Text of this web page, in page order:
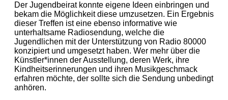
Der Jugendbeirat konnte eigene Ideen einbringen und
bekam die Möglichkeit diese umzusetzen. Ein Ergebnis
dieser Treffen ist eine ebenso informative wie
unterhaltsame Radiosendung, welche die
Jugendlichen mit der Unterstützung von Radio 80000
konzipiert und umgesetzt haben. Wer mehr über die
Künstler*innen der Ausstellung, deren Werk, ihre
Kindheitserinnerungen und ihren Musikgeschmack
erfahren möchte, der sollte sich die Sendung unbedingt
anhören.